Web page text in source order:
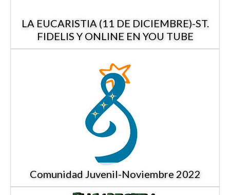
LA EUCARISTIA (11 DE DICIEMBRE)-ST.
FIDELIS Y ONLINE EN YOU TUBE
Comunidad Juvenil-Noviembre 2022